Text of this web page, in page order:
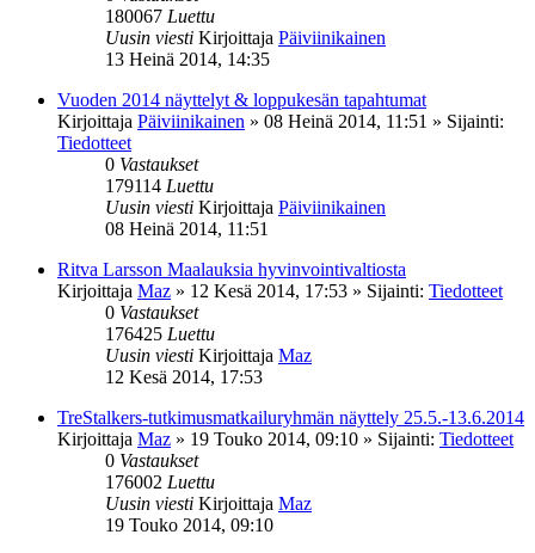
180067 Luettu
Uusin viesti Kirjoittaja Päiviinikainen
13 Heinä 2014, 14:35
Vuoden 2014 näyttelyt & loppukesän tapahtumat
Kirjoittaja Päiviinikainen » 08 Heinä 2014, 11:51 » Sijainti:
Tiedotteet
0 Vastaukset
179114 Luettu
Uusin viesti Kirjoittaja Päiviinikainen
08 Heinä 2014, 11:51
Ritva Larsson Maalauksia hyvinvointivaltiosta
Kirjoittaja Maz » 12 Kesä 2014, 17:53 » Sijainti: Tiedotteet
0 Vastaukset
176425 Luettu
Uusin viesti Kirjoittaja Maz
12 Kesä 2014, 17:53
TreStalkers-tutkimusmatkailuryhmän näyttely 25.5.-13.6.2014
Kirjoittaja Maz » 19 Touko 2014, 09:10 » Sijainti: Tiedotteet
0 Vastaukset
176002 Luettu
Uusin viesti Kirjoittaja Maz
19 Touko 2014, 09:10